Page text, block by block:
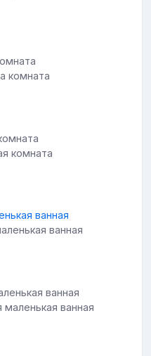
комната
комната
ванная
ванная